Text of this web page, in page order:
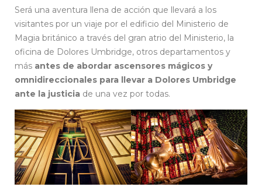
Será una aventura llena de acción que llevará a los
visitantes por un viaje por el edificio del Ministerio de
Magia británico a través del gran atrio del Ministerio, la
oficina de Dolores Umbridge, otros departamentos y
más antes de abordar ascensores mágicos y
omnidireccionales para llevar a Dolores Umbridge
ante la justicia de una vez por todas.